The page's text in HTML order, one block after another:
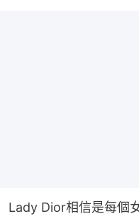
Lady Dior相信是每個